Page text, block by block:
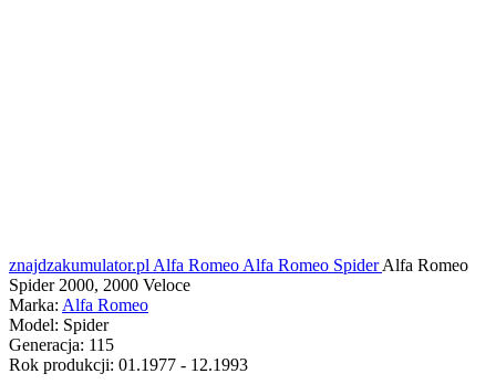
znajdzakumulator.pl Alfa Romeo Alfa Romeo Spider Alfa Romeo
Spider 2000, 2000 Veloce
Marka: Alfa Romeo
Model: Spider
Generacja: 115
Rok produkcji: 01.1977 - 12.1993